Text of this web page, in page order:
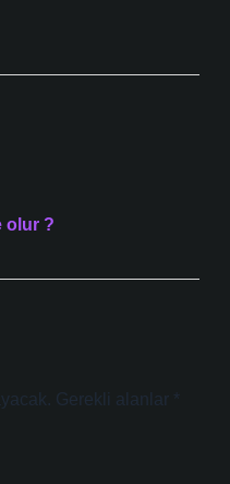
olur ?
Gerekli alanlar *